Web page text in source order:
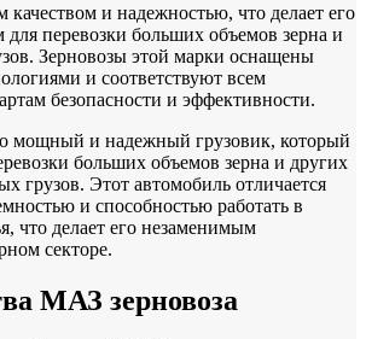
и надежностью, что делает его
перевозки больших объемов зерна и
Зерновозы этой марки оснащены
и соответствуют всем
безопасности и эффективности.
мощный и надежный грузовик, который
больших объемов зерна и других
грузов. Этот автомобиль отличается
и способностью работать в
что делает его незаменимым
секторе.
МАЗ зерновоза